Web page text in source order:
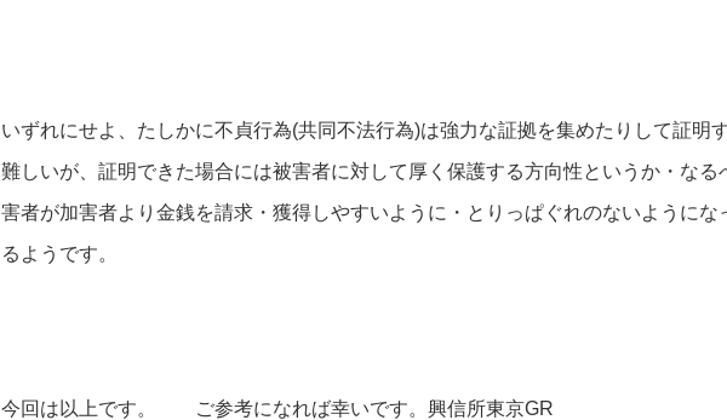
いずれにせよ、たしかに不貞行為(共同不法行為)は強力な証拠を集めたりして証明
難しいが、証明できた場合には被害者に対して厚く保護する方向性というか・なる
害者が加害者より金銭を請求・獲得しやすいように・とりっぱぐれのないようにな
るようです。
今回は以上です。 ご参考になれば幸いです。興信所東京GR